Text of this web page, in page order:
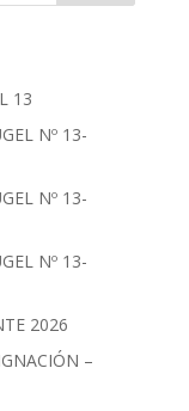
13
Nº 13-
Nº 13-
Nº 13-
2026
–